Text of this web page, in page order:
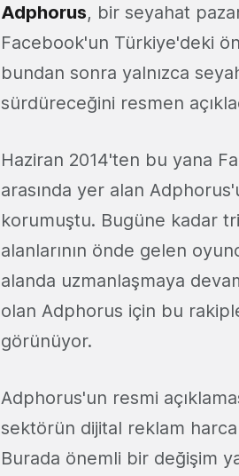
Adphorus, bir seyahat
Facebook'un Türkiye'deki
bundan sonra yalnızca
sürdüreceğini resmen
Haziran 2014'ten bu yana
arasında yer alan
korumuştu. Bugüne kadar
alanlarının önde gelen
alanda uzmanlaşmaya
olan Adphorus için bu
görünüyor.
Adphorus'un resmi
sektörün dijital reklam
Burada önemli bir değişim